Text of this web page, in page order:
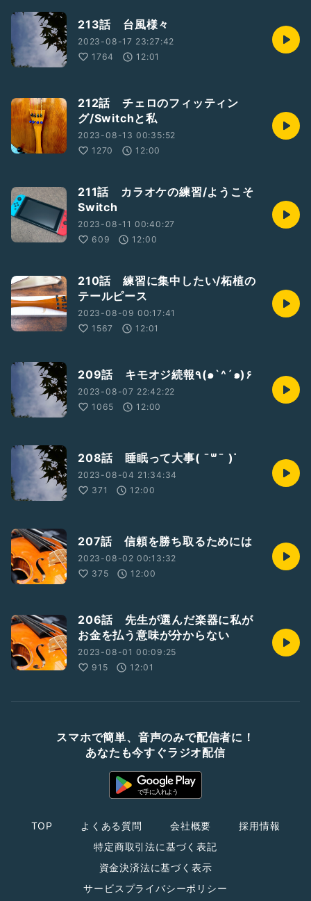
213話 台風様々
2023-08-17 23:27:42
1764
12:01
212話 チェロのフィッティン
グ/Switchと私
2023-08-13 00:35:52
1270
12:00
211話 カラオケの練習/ようこそ
Switch
2023-08-11 00:40:27
609
12:00
210話 練習に集中したい/柘植の
テールピース
2023-08-09 00:17:41
1567
12:01
209話 キモオジ続報٩(๑`^´๑)۶
2023-08-07 22:42:22
1065
12:00
208話 睡眠って大事( ¯꒳​¯ )ᐝ
2023-08-04 21:34:34
371
12:00
207話 信頼を勝ち取るためには
2023-08-02 00:13:32
375
12:00
206話 先生が選んだ楽器に私が
お金を払う意味が分からない
2023-08-01 00:09:25
915
12:01
スマホで簡単、音声のみで配信者に！
あなたも今すぐラジオ配信
TOP よくある質問 会社概要
採用情報
特定商取引法に基づく表記
資金決済法に基づく表示
サービスプライバシーポリシー